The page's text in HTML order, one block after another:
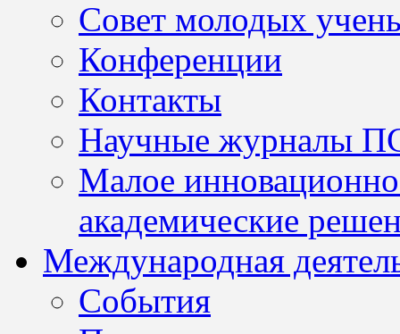
Совет молодых
Конференции
Контакты
Научные журналы
Малое
академические
Международная
События